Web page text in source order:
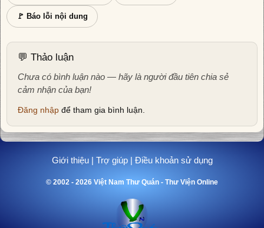
🚩 Báo lỗi nội dung
💬 Thảo luận
Chưa có bình luận nào — hãy là người đầu tiên chia sẻ
cảm nhận của bạn!
Đăng nhập để tham gia bình luận.
Giới thiệu| Trợ giúp| Điều khoản sử dụng
© 2002 - 2026 Việt Nam Thư Quán - Thư Viện Online